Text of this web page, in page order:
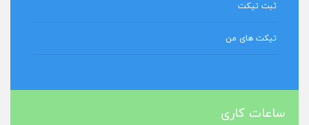
ثبت تیکت
تیکت های من
ساعات کاری